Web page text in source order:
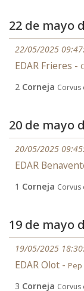
22 de mayo
22/05/2025
EDAR Frieres -
2 Corneja Corvus
20 de mayo
20/05/2025
EDAR
1 Corneja Corvus
19 de mayo
19/05/2025
EDAR Olot - Pep
3 Corneja Corvus